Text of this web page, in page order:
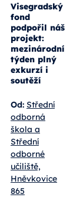
Visegradský
fond
podpořil náš
projekt:
mezinárodní
týden plný
exkurzí i
soutěží
Od: Střední
odborná
škola a
Střední
odborné
učiliště,
Hněvkovice
865